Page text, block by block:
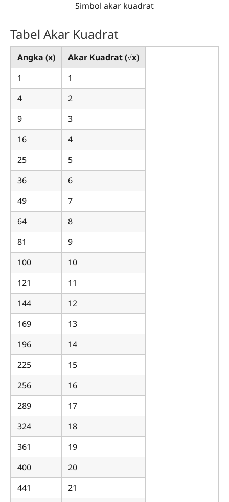
Simbol akar kuadrat
Tabel Akar Kuadrat
Angka (x)
Akar Kuadrat (√x)
1
1
4
2
9
3
16
4
25
5
36
6
49
7
64
8
81
9
100
10
121
11
144
12
169
13
196
14
225
15
256
16
289
17
324
18
361
19
400
20
441
21